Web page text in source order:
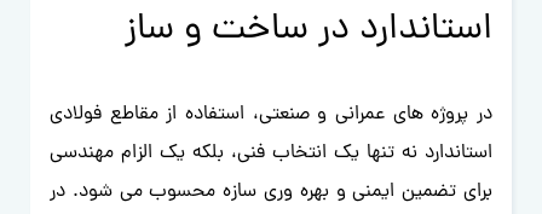
استاندارد در ساخت و ساز
در پروژه های عمرانی و صنعتی، استفاده از مقاطع فولادی
استاندارد نه تنها یک انتخاب فنی، بلکه یک الزام مهندسی
برای تضمین ایمنی و بهره وری سازه محسوب می شود. در